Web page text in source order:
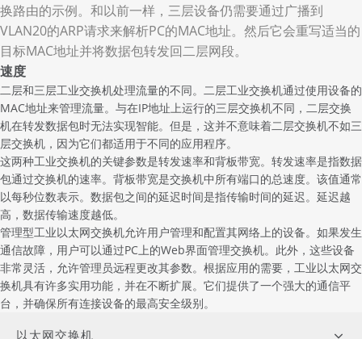
换路由的示例。和以前一样，三层设备仍需要通过广播到
VLAN20的ARP请求来解析PC的MAC地址。然后它会重写适当的
目标MAC地址并将数据包转发回二层网段。
速度
二层和三层工业交换机处理流量的不同。二层工业交换机通过使用设备的
MAC地址来管理流量。与在IP地址上运行的三层交换机不同，二层交换
机在转发数据包时无法实现智能。但是，这并不意味着二层交换机不如三
层交换机，因为它们都适用于不同的应用程序。
这两种工业交换机的关键参数是转发速率和背板带宽。转发速率是指数据
包通过交换机的速率。背板带宽是交换机中所有端口的总速度。该值通常
以每秒位数表示。数据包之间的延迟时间是指传输时间的延迟。延迟越
高，数据传输速度越低。
管理型工业以太网交换机允许用户管理和配置其网络上的设备。如果发生
通信故障，用户可以通过PC上的Web界面管理交换机。此外，这些设备
非常灵活，允许管理员远程更改其参数。根据应用的需要，工业以太网交
换机具有许多实用功能，并在不断扩展。它们提供了一个强大的通信平
台，并确保所有连接设备的最高安全级别。
以太网交换机